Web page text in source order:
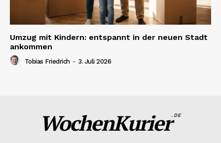
Umzug mit Kindern: entspannt in der neuen Stadt
ankommen
Tobias Friedrich - 3. Juli 2026
WochenKurier.DE